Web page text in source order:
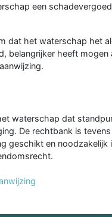
een
dat het waterschap het
belangrijker heeft
waterschap dat
De rechtbank is
geschikt en